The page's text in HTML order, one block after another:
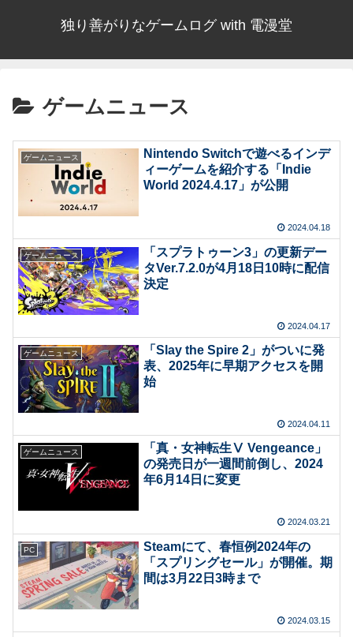
独り善がりなゲームログ with 電漫堂
ゲームニュース
ゲームニュース
Nintendo Switchで遊べるインデ
ィーゲームを紹介する「Indie
World 2024.4.17」が公開
2024.04.18
ゲームニュース
「スプラトゥーン3」の更新デー
タVer.7.2.0が4月18日10時に配信
決定
2024.04.17
ゲームニュース
「Slay the Spire 2」がついに発
表、2025年に早期アクセスを開
始
2024.04.11
ゲームニュース
「真・女神転生Ⅴ Vengeance」
の発売日が一週間前倒し、2024
年6月14日に変更
2024.03.21
PC
Steamにて、春恒例2024年の
「スプリングセール」が開催。期
間は3月22日3時まで
2024.03.15